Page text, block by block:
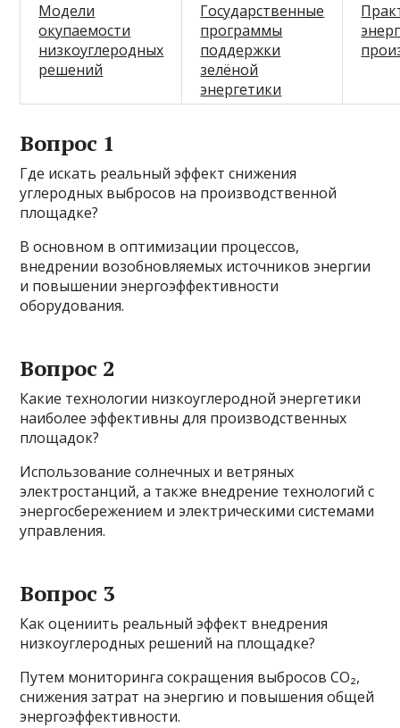
Модели
окупаемости
низкоуглеродных
решений
Государственные
программы
поддержки
зелёной
энергетики
Вопрос 1
Где искать реальный эффект снижения
углеродных выбросов на производственной
площадке?
В основном в оптимизации процессов,
внедрении возобновляемых источников энергии
и повышении энергоэффективности
оборудования.
Вопрос 2
Какие технологии низкоуглеродной энергетики
наиболее эффективны для производственных
площадок?
Использование солнечных и ветряных
электростанций, а также внедрение технологий с
энергосбережением и электрическими системами
управления.
Вопрос 3
Как оцениить реальный эффект внедрения
низкоуглеродных решений на площадке?
Путем мониторинга сокращения выбросов CO₂,
снижения затрат на энергию и повышения общей
энергоэффективности.